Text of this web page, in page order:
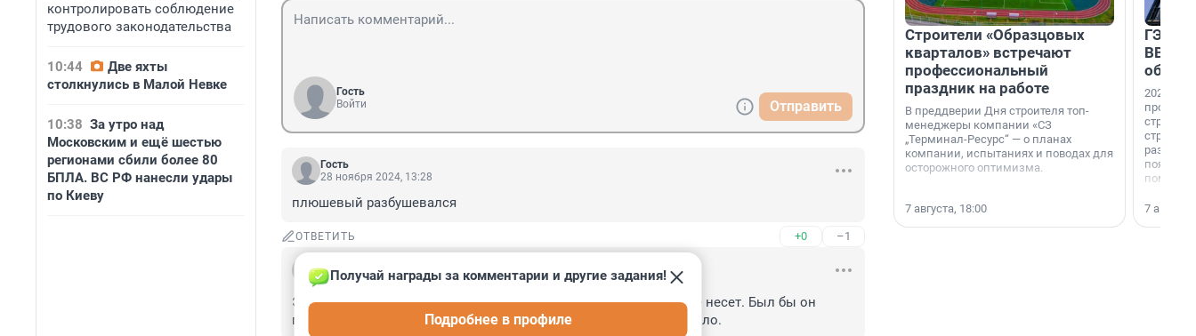
контролировать соблюдение
трудового законодательства
10:44
Две яхты
столкнулись в Малой Невке
10:38 За утро над
Московским и ещё шестью
регионами сбили более 80
БПЛА. ВС РФ нанесли удары
по Киеву
Гость
Войти
Отправить
Гость
28 ноября 2024, 13:28
плюшевый разбушевался
ОТВЕТИТЬ +0 –1
28 ноября 2024, 10:42
Эх, как-то не сходится. Бывший президент такой страны и такое несет. Был бы он
президентом Экваториальной Гвинеи, вот тогда понятно бы было.
Получай награды за комментарии и другие задания!
Подробнее в профиле
Строители «Образцовых
кварталов» встречают
профессиональный
праздник на работе
В преддверии Дня строителя топ-
менеджеры компании «СЗ
„Терминал-Ресурс“ — о планах
компании, испытаниях и поводах для
осторожного оптимизма.
7 августа, 18:00
ГЭС,
ВВП: в
об
2026-й —
раз. В
7